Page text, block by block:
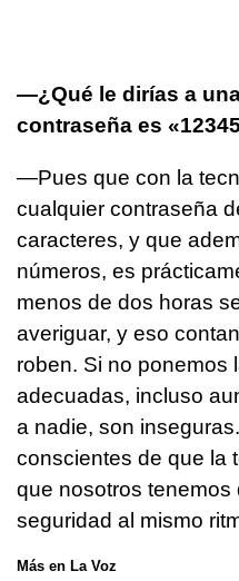
—¿Qué le dirías a
contraseña es
—Pues que con la
cualquier contraseña
caracteres, y que
números, es
menos de dos horas
averiguar, y eso
roben. Si no ponemos
adecuadas, incluso
a nadie, son
conscientes de que la
que nosotros tenemos
seguridad al mismo
Más en La Voz